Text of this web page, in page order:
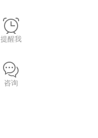
提醒我
咨询